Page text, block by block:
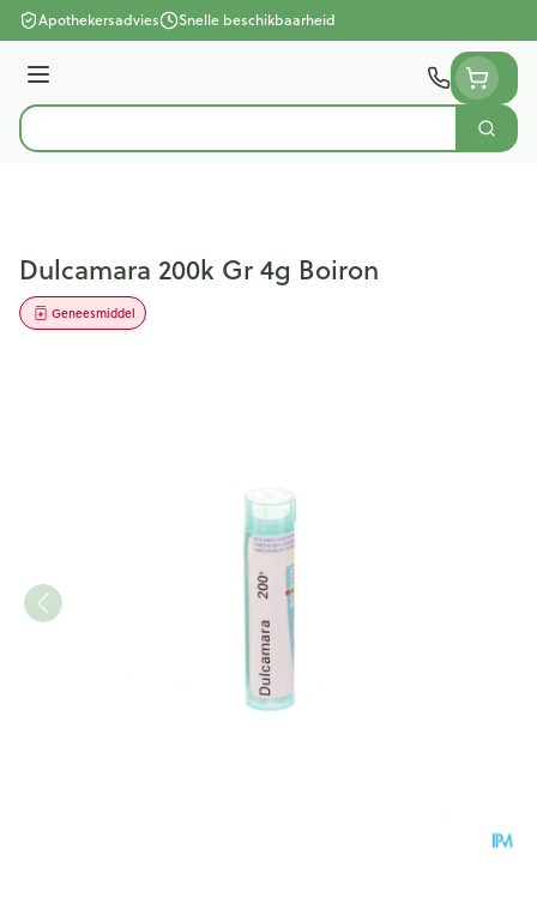
Ga naar de inhoud
Apothekersadvies Snelle beschikbaarheid
Menu
Product, merk, categorie...
Zoek
Dulcamara 200k Gr 4g Boiron
Geneesmiddel